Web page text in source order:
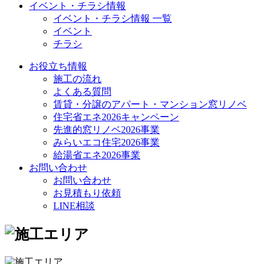
イベント・チラシ情報
イベント・チラシ情報 一覧
イベント
チラシ
お役立ち情報
施工の流れ
よくある質問
賃貸・分譲のアパート・マンション窓リノベ
住宅省エネ2026キャンペーン
先進的窓リノベ2026事業
みらいエコ住宅2026事業
給湯省エネ2026事業
お問い合わせ
お問い合わせ
お見積もり依頼
LINE相談